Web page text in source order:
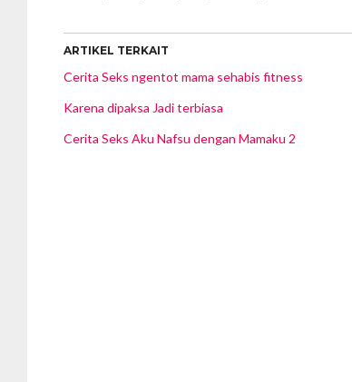
ARTIKEL TERKAIT
Cerita Seks ngentot mama sehabis fitness
Karena dipaksa Jadi terbiasa
Cerita Seks Aku Nafsu dengan Mamaku 2